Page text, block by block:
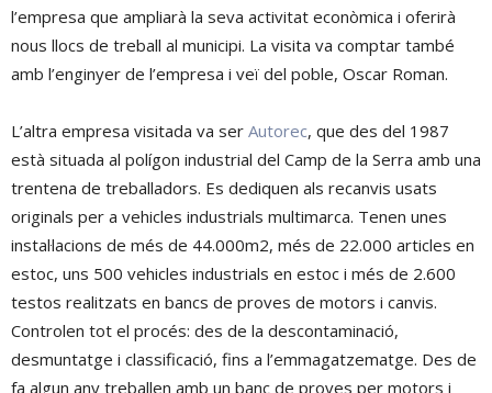
l’empresa que ampliarà la seva activitat econòmica i oferirà
nous llocs de treball al municipi. La visita va comptar també
amb l’enginyer de l’empresa i veï del poble, Oscar Roman.
L’altra empresa visitada va ser Autorec, que des del 1987
està situada al polígon industrial del Camp de la Serra amb una
trentena de treballadors. Es dediquen als recanvis usats
originals per a vehicles industrials multimarca. Tenen unes
instal·lacions de més de 44.000m2, més de 22.000 articles en
estoc, uns 500 vehicles industrials en estoc i més de 2.600
testos realitzats en bancs de proves de motors i canvis.
Controlen tot el procés: des de la descontaminació,
desmuntatge i classificació, fins a l’emmagatzematge. Des de
fa algun any treballen amb un banc de proves per motors i